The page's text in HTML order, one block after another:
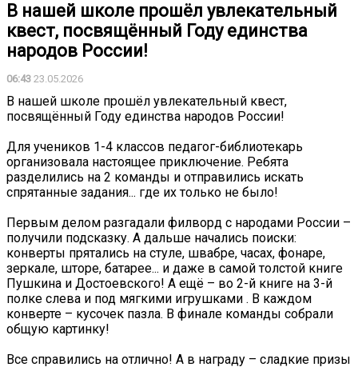
В нашей школе прошёл увлекательный
квест, посвящённый Году единства
народов России!
06:43 23.05.2026
В нашей школе прошёл увлекательный квест,
посвящённый Году единства народов России!
Для учеников 1-4 классов педагог-библиотекарь
организовала настоящее приключение. Ребята
разделились на 2 команды и отправились искать
спрятанные задания... где их только не было! ️️
Первым делом разгадали филворд с народами России –
получили подсказку. А дальше начались поиски:
конверты прятались на стуле, швабре, часах, фонаре,
зеркале, шторе, батарее... и даже в самой толстой книге
Пушкина и Достоевского! А ещё – во 2-й книге на 3-й
полке слева и под мягкими игрушками . В каждом
конверте – кусочек пазла. В финале команды собрали
общую картинку!
Все справились на отлично! А в награду – сладкие призы